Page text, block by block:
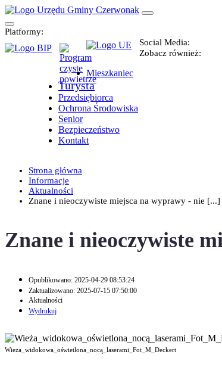
Platformy:
Social Media:
Zobacz również:
Mieszkaniec
Turysta
Przedsiębiorca
Ochrona Środowiska
Senior
Bezpieczeństwo
Kontakt
Strona główna
Informacje
Aktualności
Znane i nieoczywiste miejsca na wyprawy - nie [...]
Znane i nieoczywiste
Opublikowano: 2025-04-29 08:53:24
Zaktualizowano: 2025-07-15 07:50:00
Aktualności
Wydrukuj
Wieża_widokowa_oświetlona_nocą_laserami_Fot_M_Deckert